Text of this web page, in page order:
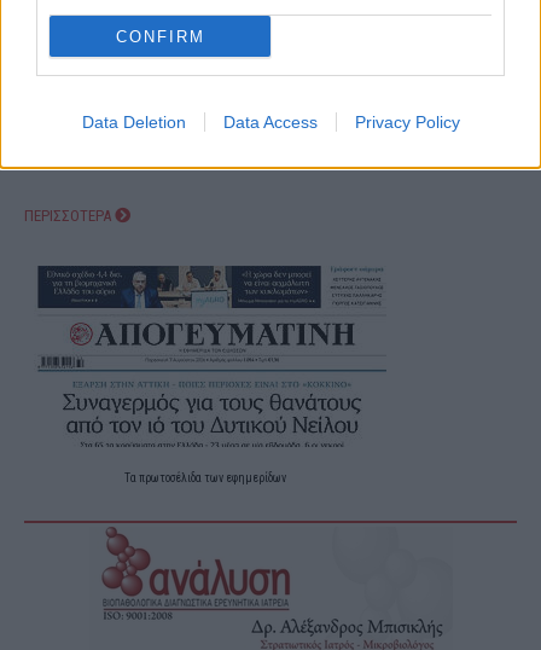
CONFIRM
Data Deletion Data Access Privacy Policy
ΠΕΡΙΣΣΟΤΕΡΑ
Τα πρωτοσέλιδα των εφημερίδων